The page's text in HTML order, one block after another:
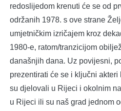
redoslijedom krenuti će se od
održanih 1978. s ove strane
umjetničkim izričajem kroz
1980-e, ratom/tranzicijom
današnjih dana. Uz povijesni,
prezentirati će se i ključni
su djelovali u Rijeci i okolnim
u Rijeci ili su naš grad jednom